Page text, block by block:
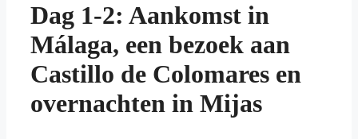
Dag 1-2: Aankomst in
Málaga, een bezoek aan
Castillo de Colomares en
overnachten in Mijas